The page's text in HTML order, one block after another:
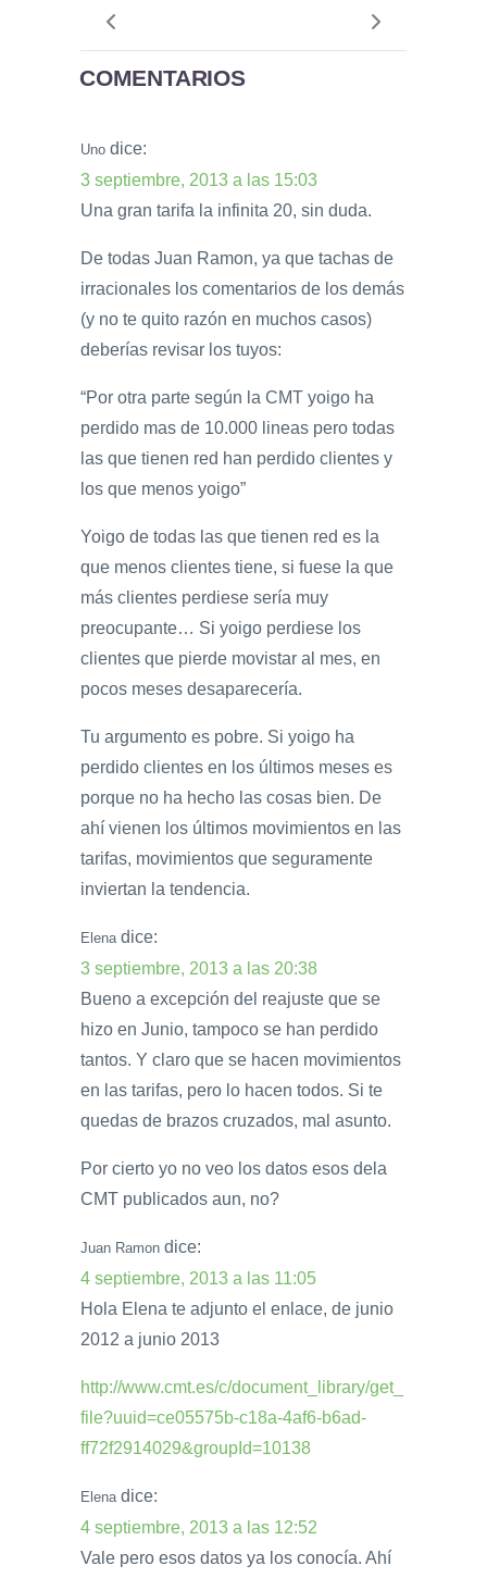
COMENTARIOS
Uno dice:
3 septiembre, 2013 a las 15:03
Una gran tarifa la infinita 20, sin duda.
De todas Juan Ramon, ya que tachas de
irracionales los comentarios de los demás
(y no te quito razón en muchos casos)
deberías revisar los tuyos:
“Por otra parte según la CMT yoigo ha
perdido mas de 10.000 lineas pero todas
las que tienen red han perdido clientes y
los que menos yoigo”
Yoigo de todas las que tienen red es la
que menos clientes tiene, si fuese la que
más clientes perdiese sería muy
preocupante… Si yoigo perdiese los
clientes que pierde movistar al mes, en
pocos meses desaparecería.
Tu argumento es pobre. Si yoigo ha
perdido clientes en los últimos meses es
porque no ha hecho las cosas bien. De
ahí vienen los últimos movimientos en las
tarifas, movimientos que seguramente
inviertan la tendencia.
Elena dice:
3 septiembre, 2013 a las 20:38
Bueno a excepción del reajuste que se
hizo en Junio, tampoco se han perdido
tantos. Y claro que se hacen movimientos
en las tarifas, pero lo hacen todos. Si te
quedas de brazos cruzados, mal asunto.
Por cierto yo no veo los datos esos dela
CMT publicados aun, no?
Juan Ramon dice:
4 septiembre, 2013 a las 11:05
Hola Elena te adjunto el enlace, de junio
2012 a junio 2013
http://www.cmt.es/c/document_library/get_
file?uuid=ce05575b-c18a-4af6-b6ad-
ff72f2914029&groupId=10138
Elena dice:
4 septiembre, 2013 a las 12:52
Vale pero esos datos ya los conocía. Ahí